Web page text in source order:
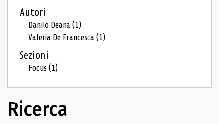
Autori
Danilo Deana(1)
Valeria De Francesca(1)
Sezioni
Focus(1)
Ricerca